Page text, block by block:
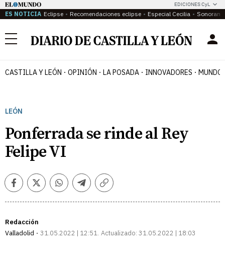
EDICIONES CyL
ES NOTICIA Eclipse Recomendaciones eclipse Especial Cecilia
Menú
CASTILLA Y LEÓN OPINIÓN LA POSADA INNOVADORES MUNDO
LEÓN
Ponferrada se rinde al Rey
Felipe VI
FacebookTwitterWhatsappTelegramCopiar
Redacción
Valladolid
31.05.2022 | 12:51 Actualizado: 31.05.2022 | 18:03